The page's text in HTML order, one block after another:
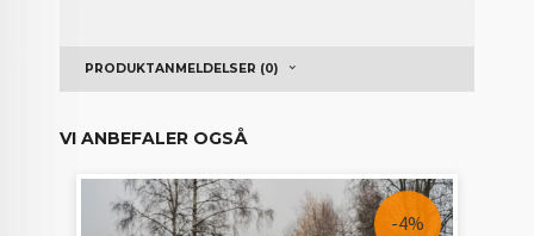
PRODUKTANMELDELSER (0)
VI ANBEFALER OGSÅ
-4%